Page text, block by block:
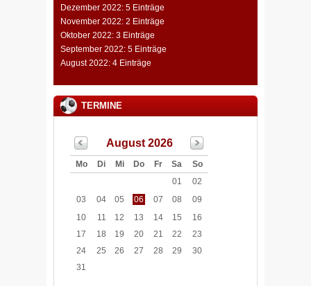
Dezember 2022: 5 Einträge
November 2022: 2 Einträge
Oktober 2022: 3 Einträge
September 2022: 5 Einträge
August 2022: 4 Einträge
TERMINE
August 2026
Mo Di Mi Do Fr Sa
So
01
02
03
04 05 06 07 08
09
10
11 12 13 14 15
16
17
18 19 20 21 22
23
24
25 26 27 28 29
30
31